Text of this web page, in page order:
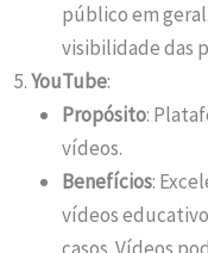
público em
visibilidade das
YouTube:
Propósito:
vídeos.
Benefícios:
vídeos